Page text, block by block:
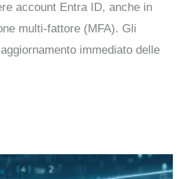
account Entra ID, anche in
multi-fattore (MFA). Gli
immediato delle